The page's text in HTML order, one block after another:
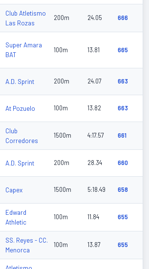
Club Atletismo
Las Rozas
200m 24.05 666
Super Amara
BAT
100m 13.81 665
A.D. Sprint 200m 24.07 663
At Pozuelo 100m 13.82 663
Club
Corredores
1500m 4:17.57 661
A.D. Sprint 200m 28.34 660
Capex 1500m 5:18.49 658
Edward
Athletic
100m 11.84 655
SS. Reyes - CC.
Menorca
100m 13.87 655